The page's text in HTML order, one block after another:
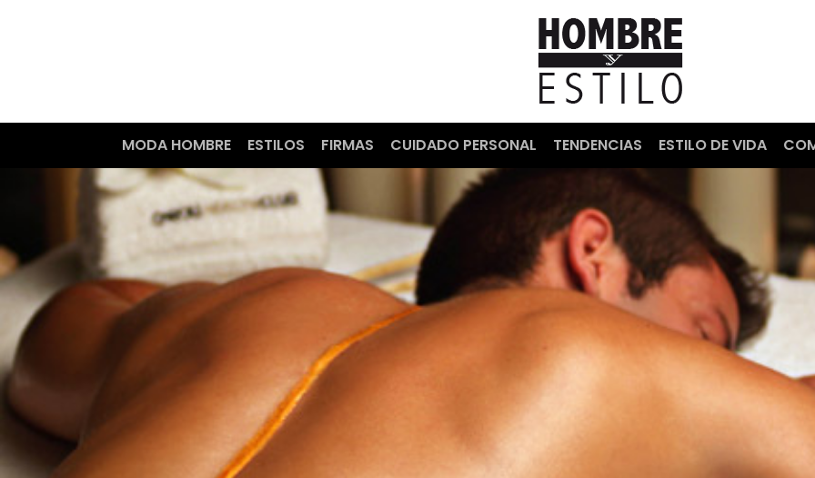
MODA HOMBRE ESTILOS FIRMAS CUIDADO PERSONAL TENDENCIAS ESTILO DE VIDA